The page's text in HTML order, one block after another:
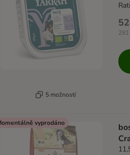
5 možností
vyprodáno